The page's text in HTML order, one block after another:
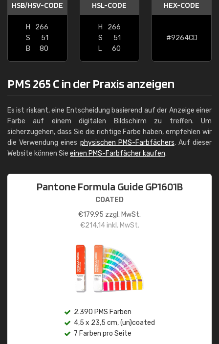
HSB/HSV-CODE
H
266
S
51
B
80
HSL-CODE
H
266
S
51
L
60
HEX-CODE
#9264CD
PMS 265 C in der Praxis anzeigen
Es ist riskant, eine Entscheidung basierend auf der Anzeige einer
Farbe auf einem digitalen Bildschirm zu treffen. Um
sicherzugehen, dass Sie die richtige Farbe haben, empfehlen wir
die Verwendung eines physischen PMS-Farbfächers. Auf dieser
Website können Sie einen PMS-Farbfächer kaufen.
Pantone Formula Guide GP1601B
COATED
€179,95 zzgl. MwSt.
€214,14inkl. MwSt.
2.390 PMS Farben
4,5 x 23,5 cm, (un)coated
7 Farben pro Seite